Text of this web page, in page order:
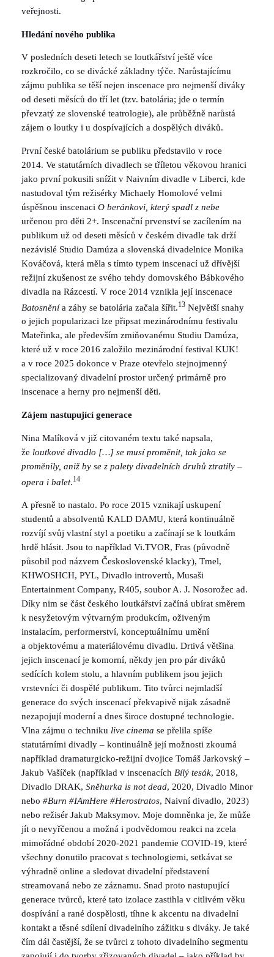
veřejnosti.
Hledání nového publika
V posledních deseti letech se loutkářství ještě více
rozkročilo, co se divácké základny týče. Narůstajícímu
zájmu publika se těší nejen inscenace pro nejmenší diváky
od deseti měsíců do tří let (tzv. batolária; jde o termín
převzatý ze slovenské teatrologie), ale průběžně narůstá
zájem o loutky i u dospívajících a dospělých diváků.
První české batolárium se publiku představilo v roce
2014. Ve statutárních divadlech se tříletou věkovou hranici
jako první pokusili snížit v Naivním divadle v Liberci, kde
nastudoval tým režisérky Michaely Homolové velmi
úspěšnou inscenaci O beránkovi, který spadl z nebe
určenou pro děti 2+. Inscenační prvenství se zacílením na
publikum už od deseti měsíců v českém divadle tak drží
nezávislé Studio Damúza a slovenská divadelnice Monika
Kováčová, která měla s tímto typem inscenací už dřívější
režijní zkušenost ze svého tehdy domovského Bábkového
divadla na Rázcestí. V roce 2014 vznikla její inscenace
Batosněnía záhy se batolária začala šířit.13Největší snahy
o jejich popularizaci lze připsat mezinárodnímu festivalu
Mateřinka, ale především zmiňovanému Studiu Damúza,
které už v roce 2016 založilo mezinárodní festival KUK!
a v roce 2025 dokonce v Praze otevřelo stejnojmenný
specializovaný divadelní prostor určený primárně pro
inscenace a herny pro nejmenší děti.
Zájem nastupující generace
Nina Malíková v již citovaném textu také napsala,
že loutkové divadlo […] se musí proměnit, tak jako se
proměnily, aniž by se z palety divadelních druhů ztratily –
opera i balet.14
A přesně to nastalo. Po roce 2015 vznikají uskupení
studentů a absolventů KALD DAMU, která kontinuálně
rozvíjí svůj vlastní styl a poetiku a začínají se k loutkám
hrdě hlásit. Jsou to například Vi.TVOR, Fras (původně
působil pod názvem Československé klacky), Tmel,
KHWOSHCH, PYL, Divadlo introvertů, Musaši
Entertainment Company, R405, soubor A. J. Nosorožec ad.
Díky nim se část českého loutkářství začíná ubírat směrem
k nesyžetovým výtvarným produkcím, oživeným
instalacím, performerství, konceptuálnímu umění
a objektovému a materiálovému divadlu. Drtivá většina
jejich inscenací je komorní, někdy jen pro pár diváků
sedících kolem stolu, a hlavním publikem jsou jejich
vrstevníci či dospělé publikum. Tito tvůrci nejmladší
generace do svých inscenací překvapivě nijak zásadně
nezapojují moderní a dnes široce dostupné technologie.
Vlna zájmu o techniku live cinema se přelila spíše
statutárními divadly – kontinuálně její možnosti zkoumá
například dramaturgicko-režijní dvojice Tomáš Jarkovský –
Jakub Vašíček (například v inscenacích Bílý tesák, 2018,
Divadlo DRAK, Sněhurka is not dead, 2020, Divadlo Minor
nebo #Burn #IAmHere #Herostratos, Naivní divadlo, 2023)
nebo režisér Jakub Maksymov. Moje domněnka je, že může
jít o nevyřčenou a možná i podvědomou reakci na zcela
mimořádné období 2020-2021 pandemie COVID-19, které
všechny donutilo pracovat s technologiemi, setkávat se
výhradně online a sledovat divadelní představení
streamovaná nebo ze záznamu. Snad proto nastupující
generace tvůrců, které tato izolace zastihla v citlivém věku
dospívání a rané dospělosti, tíhne k akcentu na divadelní
kontakt a těsné sdílení divadelního zážitku s diváky. Je také
čím dál častější, že se tvůrci z tohoto divadelního segmentu